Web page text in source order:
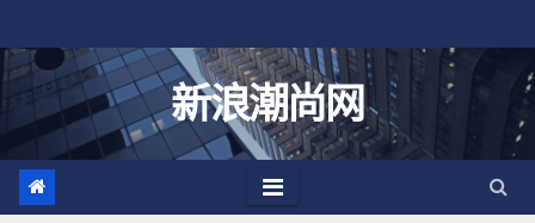
至
新浪潮尚网